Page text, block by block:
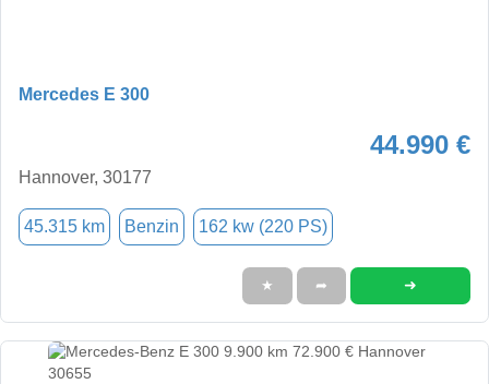
Mercedes E 300
44.990 €
Hannover, 30177
45.315 km Benzin 162 kw (220 PS)
★ ➦ ➜